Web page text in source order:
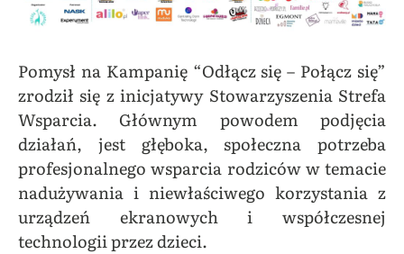
Pomysł na Kampanię “Odłącz się – Połącz się”
zrodził się z inicjatywy Stowarzyszenia Strefa
Wsparcia. Głównym powodem podjęcia
działań, jest głęboka, społeczna potrzeba
profesjonalnego wsparcia rodziców w temacie
nadużywania i niewłaściwego korzystania z
urządzeń ekranowych i współczesnej
technologii przez dzieci.